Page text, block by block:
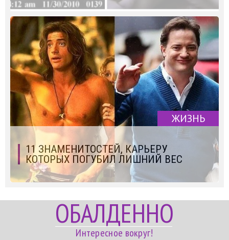
ЖИЗНЬ
11 ЗНАМЕНИТОСТЕЙ, КАРЬЕРУ
КОТОРЫХ ПОГУБИЛ ЛИШНИЙ ВЕС
ОБАЛДЕННО
Интересное вокруг!